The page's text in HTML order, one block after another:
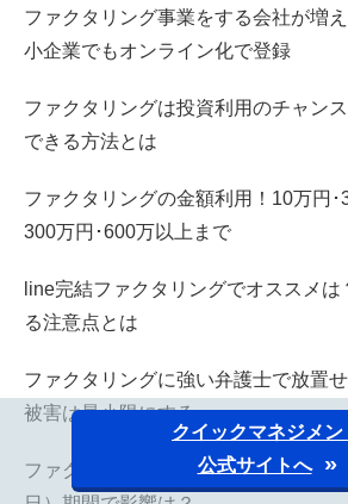
ファクタリング事業をする会社が増
小企業でもオンライン化で登録
ファクタリングは投資利用のチャン
できる方法とは
ファクタリングの金額利用！10万円･
300万円･600万以上まで
line完結ファクタリングでオススメは
る注意点とは
ファクタリングに強い弁護士で放置
被害は最小限にする
ファクタリング日数（30日以内 60日
クイックマネジメン
公式サイトへ